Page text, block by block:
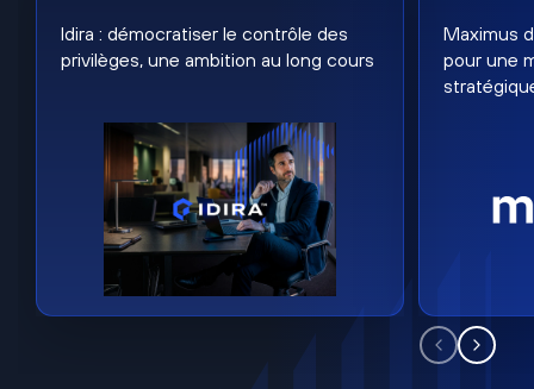
Idira : démocratiser le contrôle des
privilèges, une ambition au long cours
Maximus
pour une